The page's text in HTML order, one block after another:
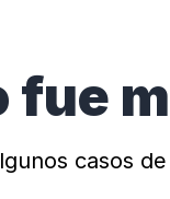
fue
casos